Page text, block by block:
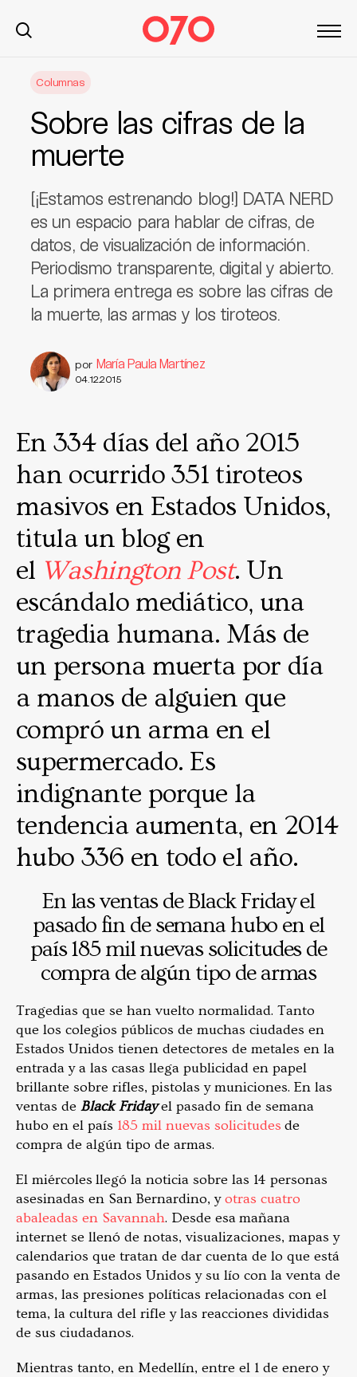
Columnas
Sobre las cifras de la
muerte
[¡Estamos estrenando blog!] DATA NERD
es un espacio para hablar de cifras, de
datos, de visualización de información.
Periodismo transparente, digital y abierto.
La primera entrega es sobre las cifras de
la muerte, las armas y los tiroteos.
por María Paula Martínez
04.12.2015
En 334 días del año 2015
han ocurrido 351 tiroteos
masivos en Estados Unidos,
titula un blog en
el Washington Post. Un
escándalo mediático, una
tragedia humana. Más de
un persona muerta por día
a manos de alguien que
compró un arma en el
supermercado. Es
indignante porque la
tendencia aumenta, en 2014
hubo 336 en todo el año.
En las ventas de Black Friday el
pasado fin de semana hubo en el
país 185 mil nuevas solicitudes de
compra de algún tipo de armas
Tragedias que se han vuelto normalidad. Tanto
que los colegios públicos de muchas ciudades en
Estados Unidos tienen detectores de metales en la
entrada y a las casas llega publicidad en papel
brillante sobre rifles, pistolas y municiones. En las
ventas de Black Fridayel pasado fin de semana
hubo en el país 185 mil nuevas solicitudes de
compra de algún tipo de armas.
El miércoles llegó la noticia sobre las 14 personas
asesinadas en San Bernardino, yotras cuatro
abaleadas en Savannah. Desde esa mañana
internet se llenó de notas, visualizaciones, mapas y
calendarios que tratan de dar cuenta de lo que está
pasando en Estados Unidos y su lío con la venta de
armas, las presiones políticas relacionadas con el
tema, la cultura del rifle y las reacciones divididas
de sus ciudadanos.
Mientras tanto, en Medellín, entre el 1 de enero y